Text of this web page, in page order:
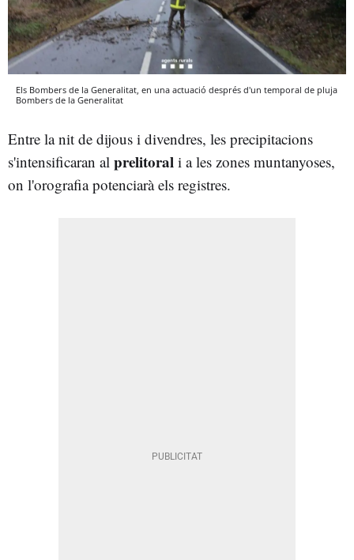
Els Bombers de la Generalitat, en una actuació després d'un temporal de pluja
Bombers de la Generalitat
Entre la nit de dijous i divendres, les precipitacions
s'intensificaran al prelitoral i a les zones muntanyoses,
on l'orografia potenciarà els registres.